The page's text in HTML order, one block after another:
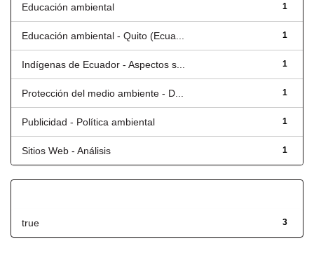
1
Educación ambiental
1
Educación ambiental - Quito (Ecua...
1
Indígenas de Ecuador - Aspectos s...
1
Protección del medio ambiente - D...
1
Publicidad - Política ambiental
1
Sitios Web - Análisis
3
true